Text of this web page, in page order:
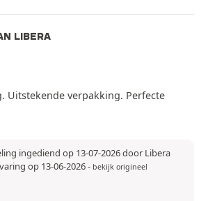
LIBERA
Uitstekende verpakking. Perfecte
ingediend op 13-07-2026 door Libera
op 13-06-2026- bekijk origineel